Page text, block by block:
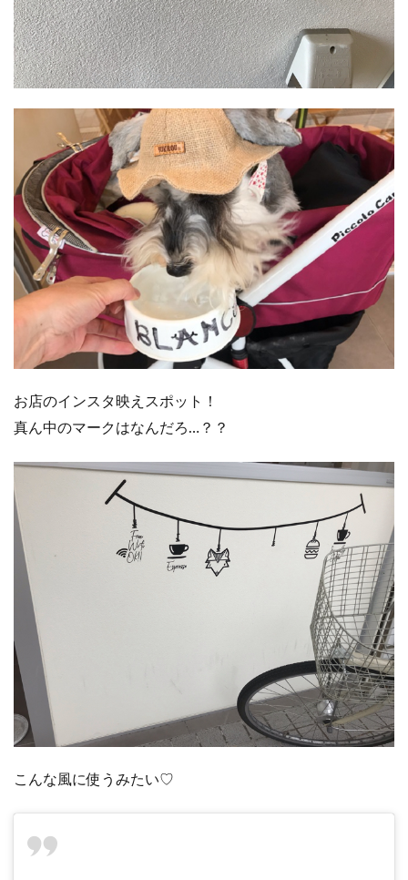
お店のインスタ映えスポット！
真ん中のマークはなんだろ…？？
こんな風に使うみたい♡